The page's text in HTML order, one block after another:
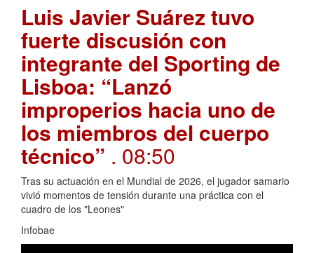
Luis Javier Suárez tuvo
fuerte discusión con
integrante del Sporting de
Lisboa: “Lanzó
improperios hacia uno de
los miembros del cuerpo
técnico” . 08:50
Tras su actuación en el Mundial de 2026, el jugador samario
vivió momentos de tensión durante una práctica con el
cuadro de los "Leones"
Infobae